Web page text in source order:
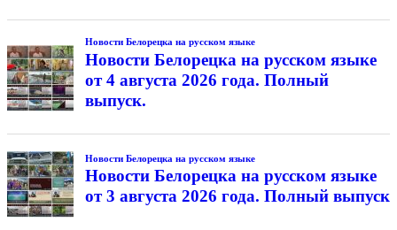
Новости Белорецка на русском языке
Новости Белорецка на русском языке
от 4 августа 2026 года. Полный
выпуск.
Новости Белорецка на русском языке
Новости Белорецка на русском языке
от 3 августа 2026 года. Полный выпуск